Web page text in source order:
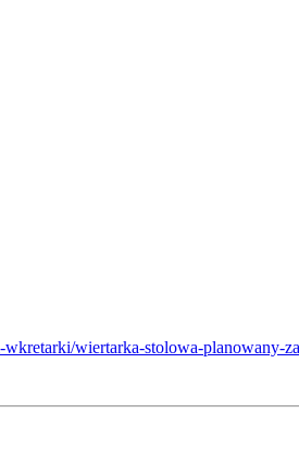
wiertarka-stolowa-planowany-